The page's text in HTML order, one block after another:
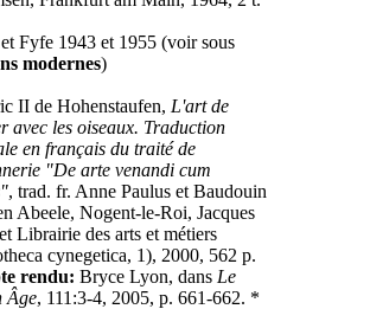
Fyfe 1943 et 1955 (voir sous
modernes)
II de Hohenstaufen, L'art de
avec les oiseaux. Traduction
en français du traité de
"De arte venandi cum
, trad. fr. Anne Paulus et Baudouin
Abeele, Nogent-le-Roi, Jacques
Librairie des arts et métiers
cynegetica, 1), 2000, 562 p.
rendu: Bryce Lyon, dans Le
Âge, 111:3-4, 2005, p. 661-662. *